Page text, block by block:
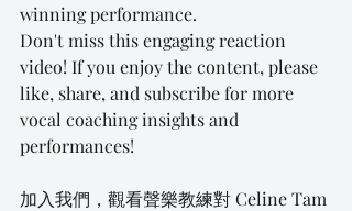
winning performance.
Don't miss this engaging reaction
video! If you enjoy the content, please
like, share, and subscribe for more
vocal coaching insights and
performances!
加入我們，觀看聲樂教練對 Celine Tam